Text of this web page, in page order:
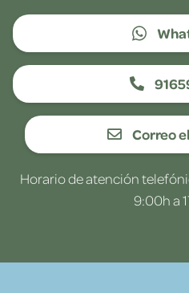
Correo
Horario de atención
9:00h a